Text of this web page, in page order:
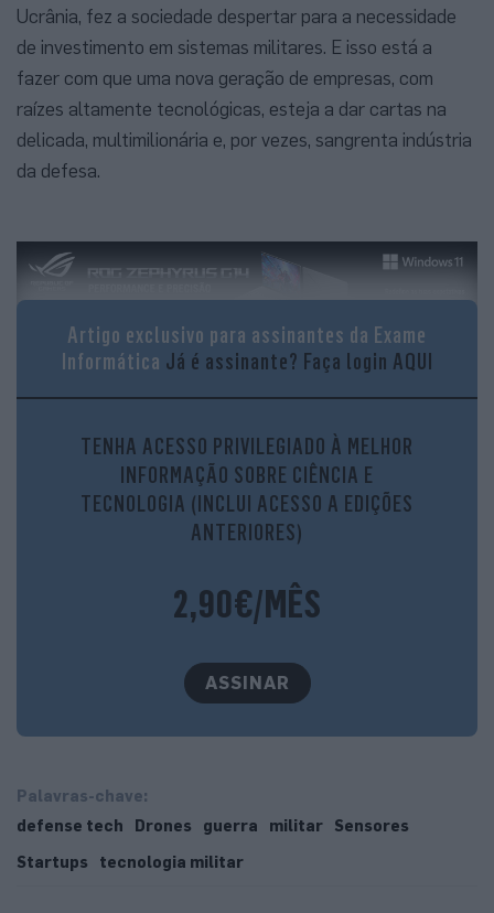
Ucrânia, fez a sociedade despertar para a necessidade
de investimento em sistemas militares. E isso está a
fazer com que uma nova geração de empresas, com
raízes altamente tecnológicas, esteja a dar cartas na
delicada, multimilionária e, por vezes, sangrenta indústria
da defesa.
Helsing
: Torsten Reil
: Alemanha
Artigo exclusivo para assinantes da Exame
Informática Já é assinante? Faça login AQUI
TENHA ACESSO PRIVILEGIADO À MELHOR
INFORMAÇÃO SOBRE CIÊNCIA E
TECNOLOGIA (INCLUI ACESSO A EDIÇÕES
ANTERIORES)
2,90€/MÊS
ASSINAR
Palavras-chave:
defense tech
Drones guerra militar
Sensores
Startups
tecnologia militar